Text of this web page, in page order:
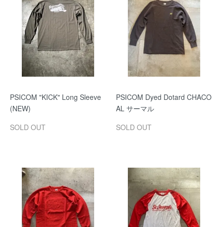
PSICOM "KICK" Long Sleeve
(NEW)
SOLD OUT
PSICOM Dyed Dotard CHACO
AL サーマル
SOLD OUT